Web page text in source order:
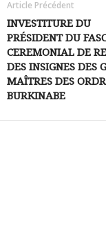
Article Précédent
INVESTITURE DU
PRÉSIDENT DU
CEREMONIAL DE
DES INSIGNES DES
MAÎTRES DES
BURKINABE